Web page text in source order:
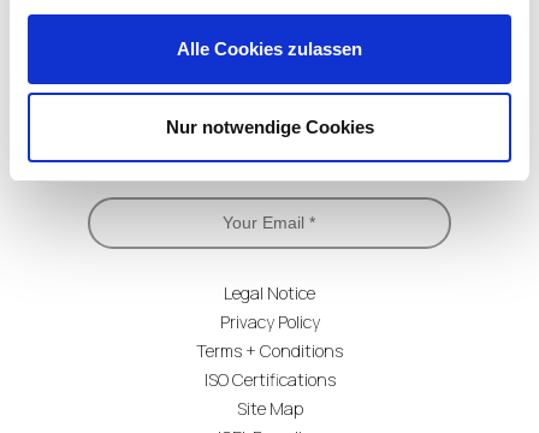
Alle Cookies zulassen
Nur notwendige Cookies
Legal Notice
Privacy Policy
Terms + Conditions
ISO Certifications
Site Map